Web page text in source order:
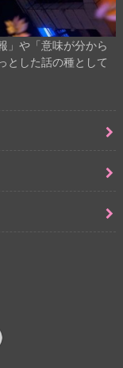
」や「意味が分から
とした話の種として